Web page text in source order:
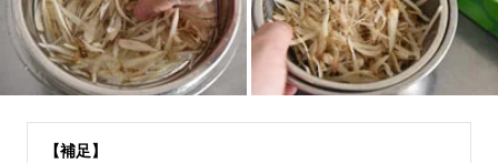
【補足】